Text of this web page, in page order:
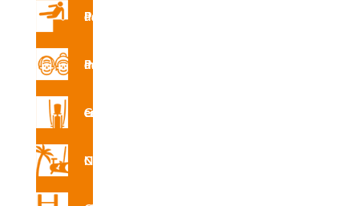
Parques de Parkour
Parque de mayores
Gimnasio en la calle
Circuito Nforma